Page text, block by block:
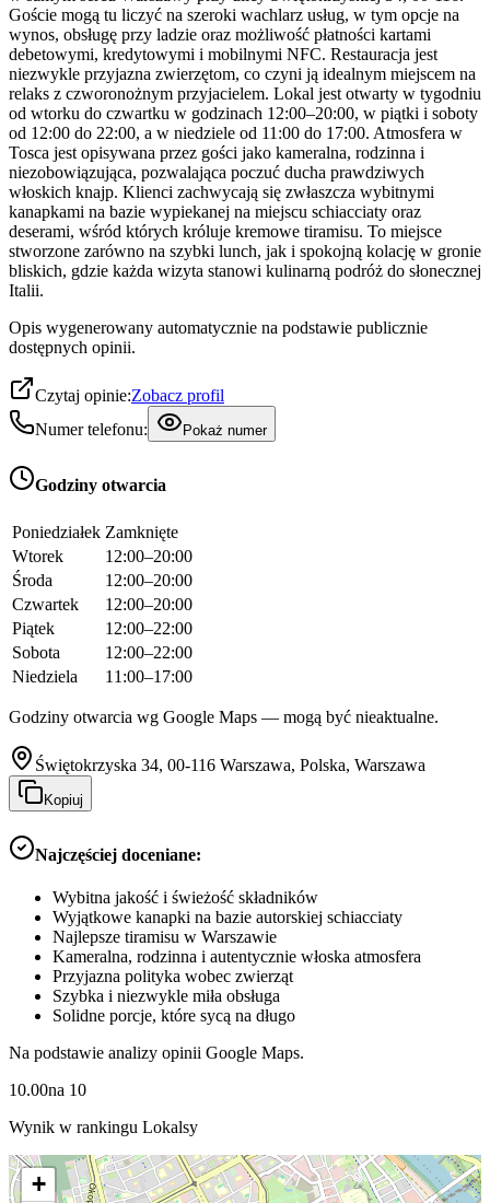
Goście mogą tu liczyć na szeroki wachlarz usług, w tym opcje na
wynos, obsługę przy ladzie oraz możliwość płatności kartami
debetowymi, kredytowymi i mobilnymi NFC. Restauracja jest
niezwykle przyjazna zwierzętom, co czyni ją idealnym miejscem na
relaks z czworonożnym przyjacielem. Lokal jest otwarty w tygodniu
od wtorku do czwartku w godzinach 12:00–20:00, w piątki i soboty
od 12:00 do 22:00, a w niedziele od 11:00 do 17:00. Atmosfera w
Tosca jest opisywana przez gości jako kameralna, rodzinna i
niezobowiązująca, pozwalająca poczuć ducha prawdziwych
włoskich knajp. Klienci zachwycają się zwłaszcza wybitnymi
kanapkami na bazie wypiekanej na miejscu schiacciaty oraz
deserami, wśród których króluje kremowe tiramisu. To miejsce
stworzone zarówno na szybki lunch, jak i spokojną kolację w gronie
bliskich, gdzie każda wizyta stanowi kulinarną podróż do słonecznej
Italii.
Opis wygenerowany automatycznie na podstawie publicznie
dostępnych opinii.
Czytaj opinie:Zobacz profil
Numer telefonu:
Pokaż numer
Godziny otwarcia
Poniedziałek Zamknięte
Wtorek
12:00–20:00
Środa
12:00–20:00
Czwartek
12:00–20:00
Piątek
12:00–22:00
Sobota
12:00–22:00
Niedziela
11:00–17:00
Godziny otwarcia wg Google Maps — mogą być nieaktualne.
Świętokrzyska 34, 00-116 Warszawa, Polska, Warszawa
Kopiuj
Najczęściej doceniane:
Wybitna jakość i świeżość składników
Wyjątkowe kanapki na bazie autorskiej schiacciaty
Najlepsze tiramisu w Warszawie
Kameralna, rodzinna i autentycznie włoska atmosfera
Przyjazna polityka wobec zwierząt
Szybka i niezwykle miła obsługa
Solidne porcje, które sycą na długo
Na podstawie analizy opinii Google Maps.
10.00na 10
Wynik w rankingu Lokalsy
+